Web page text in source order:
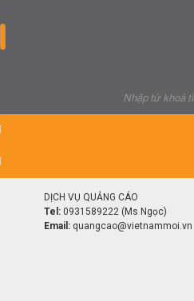
DỊCH VỤ QUẢNG CÁO
Tel: 0931589222 (Ms Ngọc)
Email: quangcao@vietnammoi.vn